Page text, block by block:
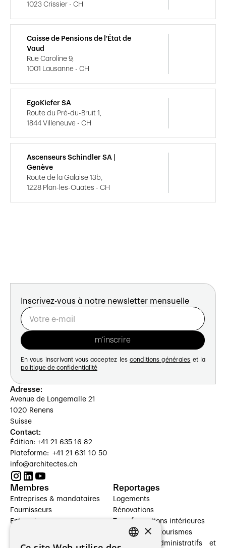
1023 Crissier - CH
Caisse de Pensions de l'État de
Vaud
Rue Caroline 9,
1001 Lausanne - CH
EgoKiefer SA
Route du Pré-du-Bruit 1,
1844 Villeneuve - CH
Ascenseurs Schindler SA |
Genève
Route de la Galaise 13b,
1228 Plan-les-Ouates - CH
Inscrivez-vous à notre newsletter mensuelle
En vous inscrivant vous acceptez les conditions générales et la
politique de confidentialité
Adresse:
Avenue de Longemalle 21
1020 Renens
Suisse
Contact:
Édition: +41 21 635 16 82
Plateforme: +41 21 631 10 50
info@architectes.ch
Membres
Entreprises & mandataires
Fournisseurs
Entreprises
Architectes paysagistes
Reportages
Logements
Rénovations
Transformations intérieures
Hôtelleries et tourismes
Bâtiments administratifs et
×